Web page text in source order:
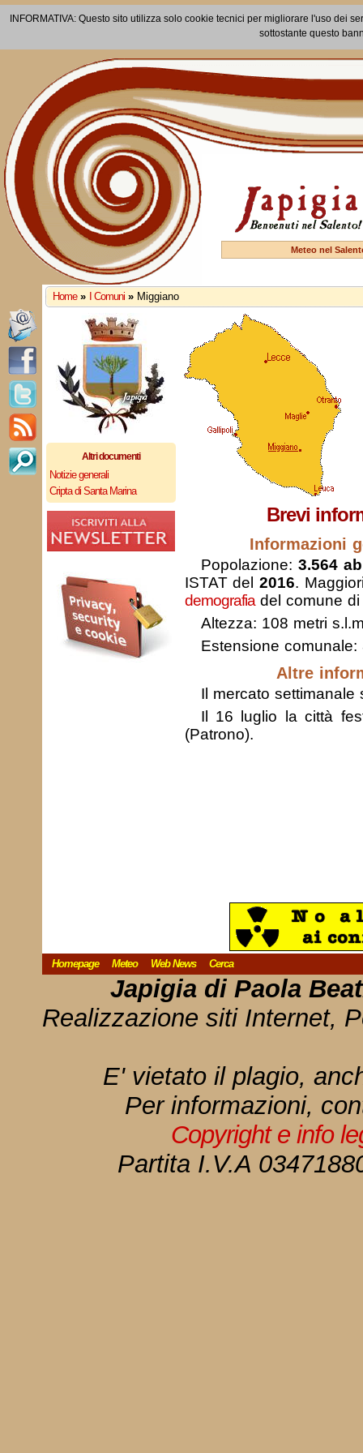
INFORMATIVA: Questo sito utilizza solo cookie tecnici per migliorare l'uso dei
sottostante questo
Meteo nel
Home » I Comuni » Miggiano
Altri documenti
Notizie generali
Cripta di Santa Marina
Brevi
Informazioni
Popolazione: 3.564
ISTAT del2016.
demografiadel comune di
Altezza: 108 metri
Estensione comunale:
Altre
Il mercato
Il 16 luglio la città
(Patrono).
Homepage Meteo Web News Cerca
Japigia di Paola
Realizzazione siti Internet,
E' vietato il plagio,
Per informazioni,
Copyright e info
Partita I.V.A